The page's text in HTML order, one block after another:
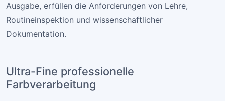
Ausgabe, erfüllen die Anforderungen von Lehre,
Routineinspektion und wissenschaftlicher
Dokumentation.
Ultra-Fine professionelle
Farbverarbeitung